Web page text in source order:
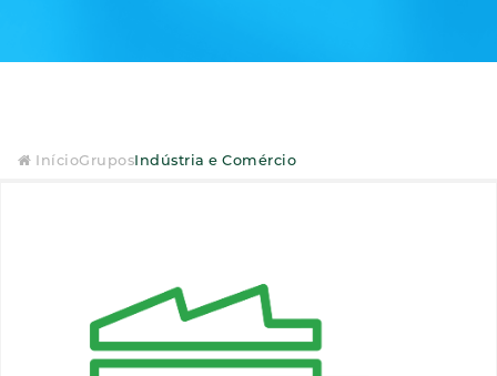
InícioGruposIndústria e Comércio